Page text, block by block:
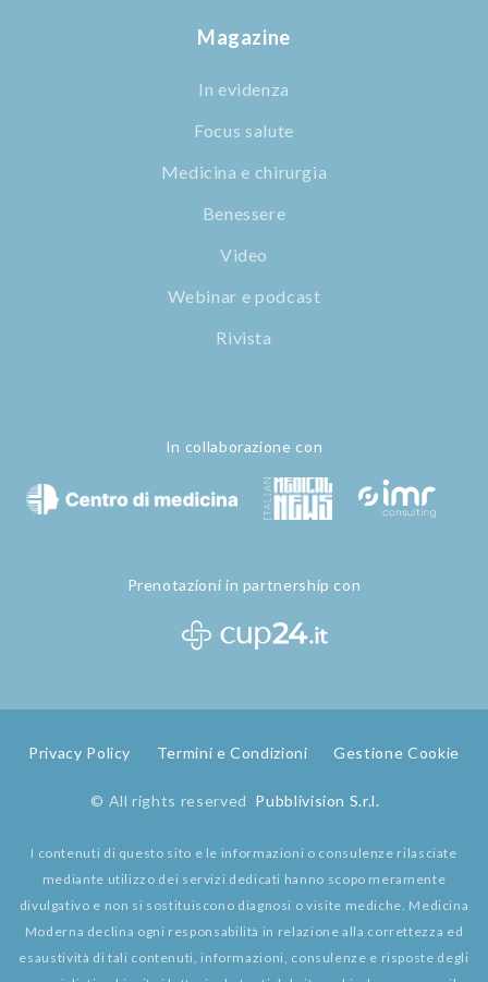
Magazine
In evidenza
Focus salute
Medicina e chirurgia
Benessere
Video
Webinar e podcast
Rivista
In collaborazione con
Prenotazioni in partnership con
Privacy Policy Termini e Condizioni Gestione Cookie
© All rights reserved Pubblivision S.r.l.
I contenuti di questo sito e le informazioni o consulenze rilasciate
mediante utilizzo dei servizi dedicati hanno scopo meramente
divulgativo e non si sostituiscono diagnosi o visite mediche. Medicina
Moderna declina ogni responsabilità in relazione alla correttezza ed
esaustività di tali contenuti, informazioni, consulenze e risposte degli